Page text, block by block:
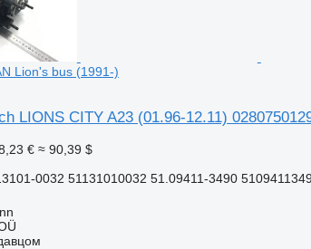
Lion's bus (1991-)
LIONS CITY A23 (01.96-12.11)
€ ≈ 90,39 $
0032 51131010032 51.09411-3490